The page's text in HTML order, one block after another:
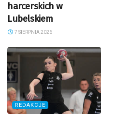
harcerskich w
Lubelskiem
7 SIERPNIA 2026
REDAKCJE